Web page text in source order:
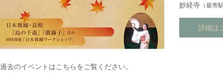
妙経寺 （最寄
詳細は
​過去のイベントはこちらをご覧ください。